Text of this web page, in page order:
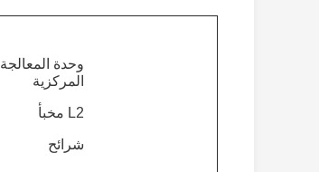
وحدة المعالجة
المركزية
L2 مخبأ
شرائح